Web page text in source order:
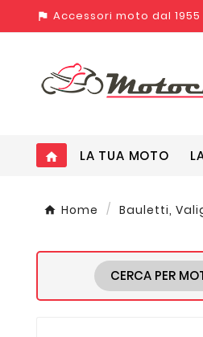
assistant_photo Accessori moto dal 1955
home LA TUA MOTO
Home Bauletti,
CERCA PER